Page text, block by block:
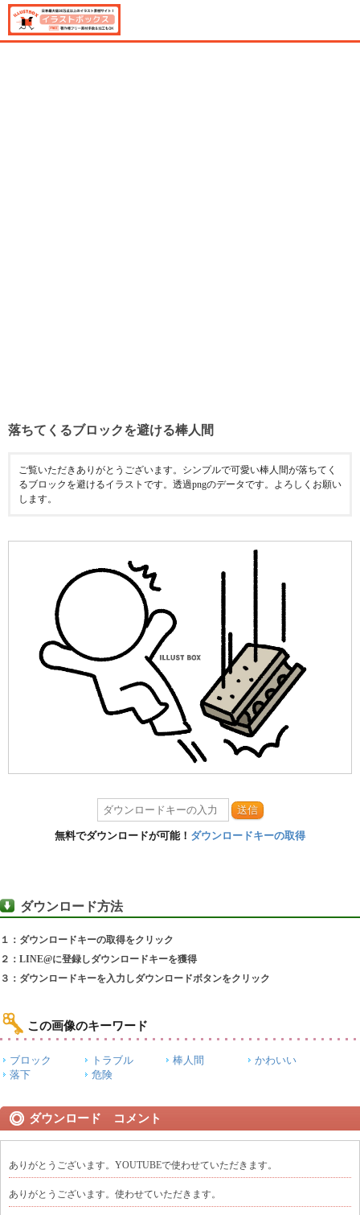
落ちてくるブロックを避ける棒人間
ご覧いただきありがとうございます。シンプルで可愛い棒人間が落ちてく
るブロックを避けるイラストです。透過pngのデータです。よろしくお願い
します。
送信
無料でダウンロードが可能！ ダウンロードキーの取得
ダウンロード方法
１：ダウンロードキーの取得をクリック
２：LINE@に登録しダウンロードキーを獲得
３：ダウンロードキーを入力しダウンロードボタンをクリック
この画像のキーワード
ブロック トラブル 棒人間
かわいい
落下
危険
ダウンロード コメント
ありがとうございます。YOUTUBEで使わせていただきます。
ありがとうございます。使わせていただきます。